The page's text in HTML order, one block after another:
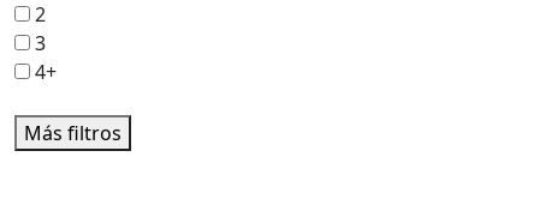
2
3
4+
Más filtros